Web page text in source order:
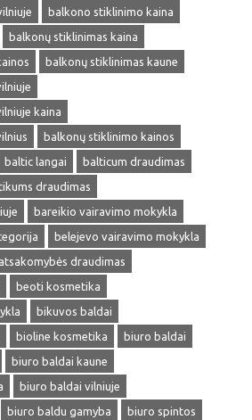
balkono stiklinimo kaina
balkonų stiklinimas kaina
balkonų stiklinimas kaune
kaina
balkonų stiklinimo kainos
baltic langai
balticum draudimas
draudimas
bareikio vairavimo mokykla
belejevo vairavimo mokykla
draudimas
beoti kosmetika
bikuvos baldai
bioline kosmetika
biuro baldai
biuro baldai kaune
biuro baldai vilniuje
biuro baldu gamyba
biuro spintos